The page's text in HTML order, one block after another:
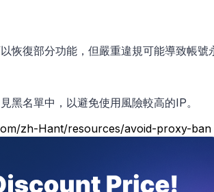
恢復部分功能，但嚴重違規可能導致帳號
黑名單中，以避免使用風險較高的IP。
zh-Hant/resources/avoid-proxy-ban